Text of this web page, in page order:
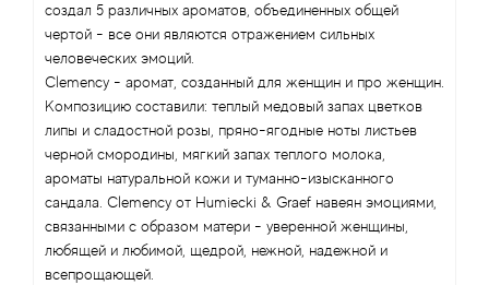
создал 5 различных ароматов, объединенных общей
чертой - все они являются отражением сильных
человеческих эмоций.
Clemency - аромат, созданный для женщин и про женщин.
Композицию составили: теплый медовый запах цветков
липы и сладостной розы, пряно-ягодные ноты листьев
черной смородины, мягкий запах теплого молока,
ароматы натуральной кожи и туманно-изысканного
сандала. Clemency от Humiecki & Graef навеян эмоциями,
связанными с образом матери - уверенной женщины,
любящей и любимой, щедрой, нежной, надежной и
всепрощающей.
Amouage
Amouroud
Andre L'Arom
Angel Schlesser
Anima Mundi